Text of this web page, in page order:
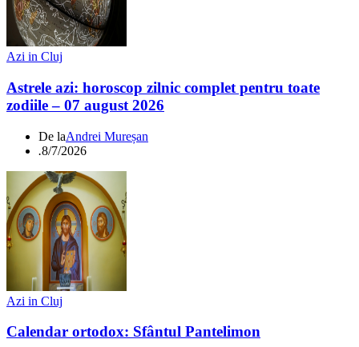
Azi in Cluj
Astrele azi: horoscop zilnic complet pentru toate
zodiile – 07 august 2026
De laAndrei Mureșan
.8/7/2026
Azi in Cluj
Calendar ortodox: Sfântul Pantelimon